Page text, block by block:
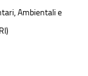
Ambientali e